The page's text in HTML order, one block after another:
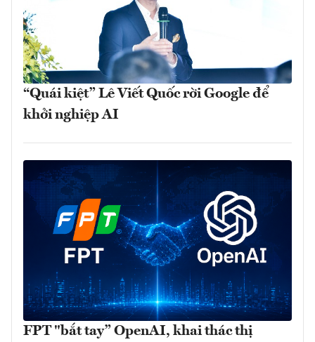
“Quái kiệt” Lê Viết Quốc rời Google để
khởi nghiệp AI
FPT "bắt tay” OpenAI, khai thác thị